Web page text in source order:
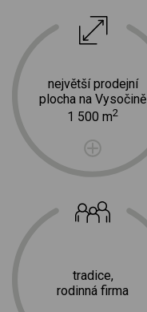
největší prodejní
plocha na Vysočině
1 500 m2
tradice,
rodinná firma